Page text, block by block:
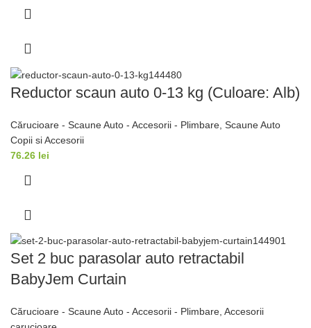
Reductor scaun auto 0-13 kg (Culoare: Alb)
Cărucioare - Scaune Auto - Accesorii - Plimbare Scaune Auto
Copii si Accesorii
76.26 lei
Set 2 buc parasolar auto retractabil
BabyJem Curtain
Cărucioare - Scaune Auto - Accesorii - Plimbare Accesorii